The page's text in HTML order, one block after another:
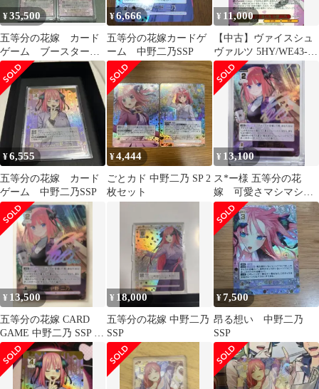
¥35,500
五等分の花嫁 カード
ゲーム ブースターパ
ックvol.3 いつもどこで
も
¥6,666
五等分の花嫁カードゲ
ーム 中野二乃SSP
¥ 11,000
【中古】ヴァイスシュ
ヴァルツ 5HY/WE43-
35SP[SP]：(ホロ)君と
進む先 中野 二乃(竹達
彩奈紫箔押しサイン入
¥6,555
五等分の花嫁 カード
ゲーム 中野二乃SSP
¥4,444
ごとカド 中野二乃 SP 2
枚セット
¥ 13,100
ス*ー様 五等分の花
嫁 可愛さマシマシチ
ョモランマ 想いの軌
跡 中野二乃SSP
¥ 13,500
五等分の花嫁 CARD
GAME 中野二乃 SSP ご
とカド
¥ 18,000
五等分の花嫁 中野二乃
SSP
¥7,500
昂る想い 中野二乃
SSP